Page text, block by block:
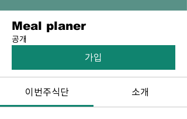
Meal planer
공개
가입
이번주식단 소개